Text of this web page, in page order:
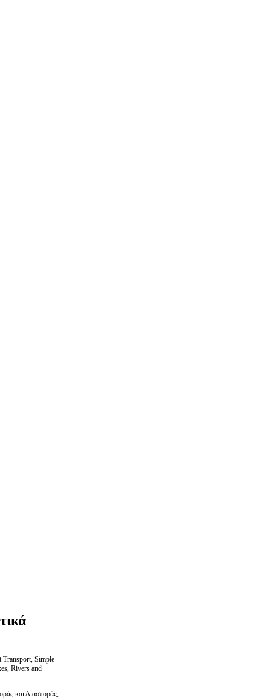
Transport, Simple
Rivers and
και Διασποράς,